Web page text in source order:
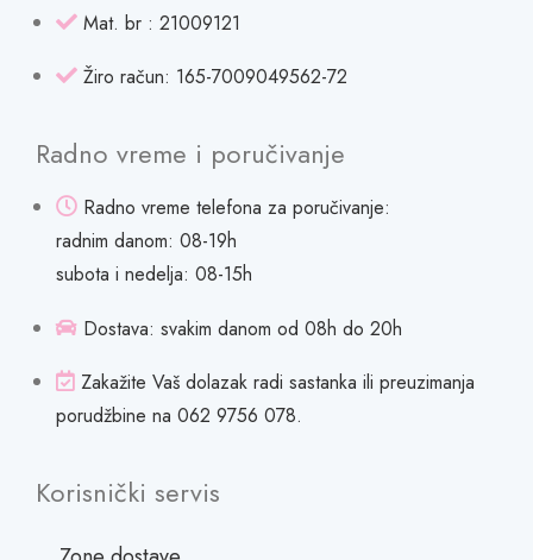
Mat. br : 21009121
Žiro račun: 165-7009049562-72
Radno vreme i poručivanje
Radno vreme telefona za poručivanje:
radnim danom: 08-19h
subota i nedelja: 08-15h
Dostava: svakim danom od 08h do 20h
Zakažite Vaš dolazak radi sastanka ili preuzimanja
porudžbine na 062 9756 078.
Korisnički servis